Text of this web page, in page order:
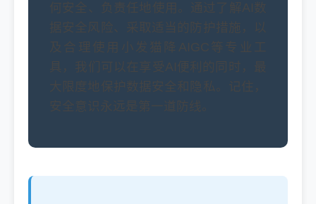
何安全、负责任地使用。通过了解AI数
据安全风险、采取适当的防护措施，以
及合理使用小发猫降AIGC等专业工
具，我们可以在享受AI便利的同时，最
大限度地保护数据安全和隐私。记住，
安全意识永远是第一道防线。